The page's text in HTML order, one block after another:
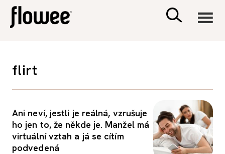
PSYCHOLOGIE
flirt
Ani neví, jestli je reálná, vzrušuje
ho jen to, že někde je. Manžel má
virtuální vztah a já se cítím
podvedená